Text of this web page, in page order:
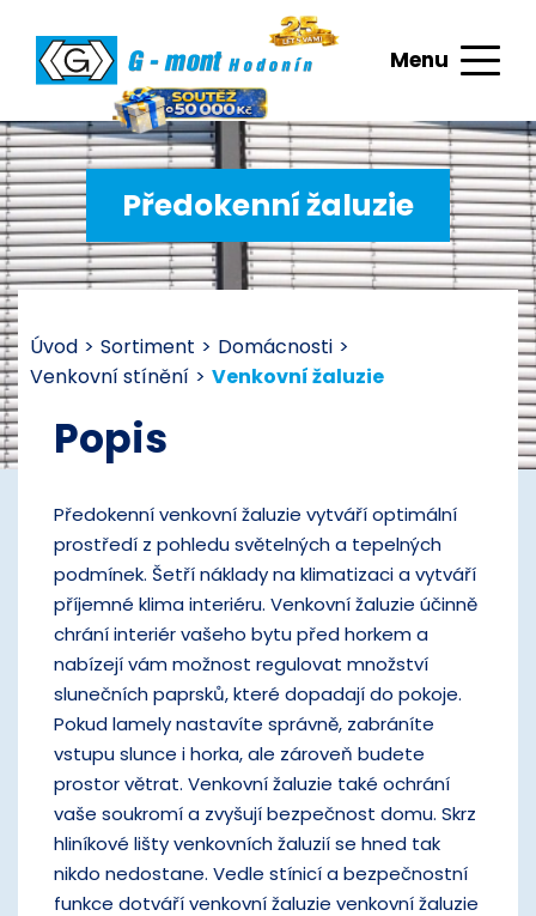
Menu
Předokenní žaluzie
Úvod > Sortiment > Domácnosti >
Venkovní stínění > Venkovní žaluzie
Popis
Předokenní venkovní žaluzie vytváří optimální
prostředí z pohledu světelných a tepelných
podmínek. Šetří náklady na klimatizaci a vytváří
příjemné klima interiéru. Venkovní žaluzie účinně
chrání interiér vašeho bytu před horkem a
nabízejí vám možnost regulovat množství
slunečních paprsků, které dopadají do pokoje.
Pokud lamely nastavíte správně, zabráníte
vstupu slunce i horka, ale zároveň budete
prostor větrat. Venkovní žaluzie také ochrání
vaše soukromí a zvyšují bezpečnost domu. Skrz
hliníkové lišty venkovních žaluzií se hned tak
nikdo nedostane. Vedle stínicí a bezpečnostní
funkce dotváří venkovní žaluzie venkovní žaluzie